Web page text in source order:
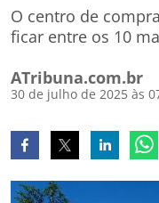
O centro de
ficar entre os 10
ATribuna.com.br
30 de julho de 2025 às